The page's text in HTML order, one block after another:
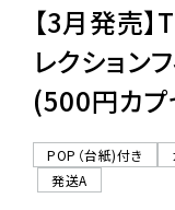
06-
【3月発売】
レクション
(500円カプ
POP（台紙)付き
発送A